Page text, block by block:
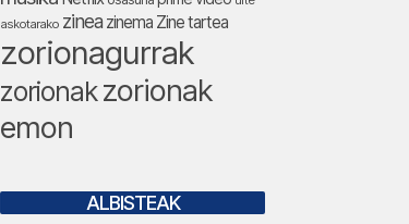
askotarako zinea zinema Zine tartea
zorionagurrak
zorionakzorionak
emon
ALBISTEAK